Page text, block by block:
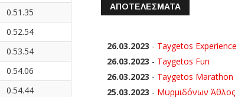
0.51.35
0.52.54
0.53.54
0.54.06
0.54.44
ΑΠΟΤΕΛΕΣΜΑΤΑ
26.03.2023 - Taygetos Experience
26.03.2023 - Taygetos Fun
26.03.2023 - Taygetos Marathon
25.03.2023 - Μυρμιδόνων Άθλος